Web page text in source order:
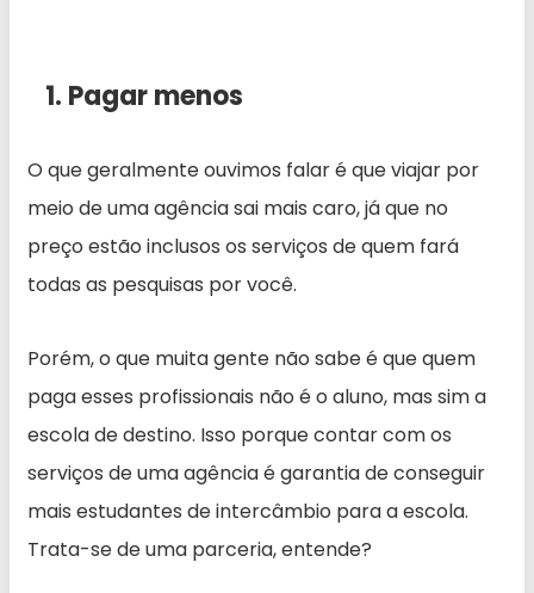
1. Pagar menos
O que geralmente ouvimos falar é que viajar por
meio de uma agência sai mais caro, já que no
preço estão inclusos os serviços de quem fará
todas as pesquisas por você.
Porém, o que muita gente não sabe é que quem
paga esses profissionais não é o aluno, mas sim a
escola de destino. Isso porque contar com os
serviços de uma agência é garantia de conseguir
mais estudantes de intercâmbio para a escola.
Trata-se de uma parceria, entende?